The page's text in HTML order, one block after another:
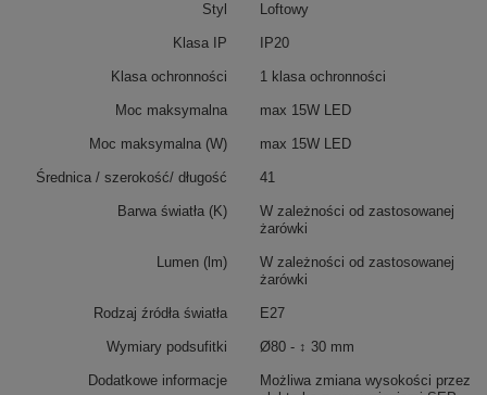
Styl Loftowy
Klasa IP IP20
Klasa ochronności 1 klasa ochronności
Moc maksymalna max 15W LED
Moc maksymalna (W) max 15W LED
Średnica / szerokość/ długość 41
Barwa światła (K)
W zależności od zastosowanej
żarówki
Lumen (lm)
W zależności od zastosowanej
żarówki
Rodzaj źródła światła E27
Wymiary podsufitki Ø80 - ↕ 30 mm
Dodatkowe informacje
Możliwa zmiana wysokości przez